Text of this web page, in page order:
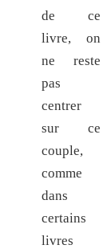
de ce
livre, on
ne reste
pas
centrer
sur ce
couple,
comme
dans
certains
livres